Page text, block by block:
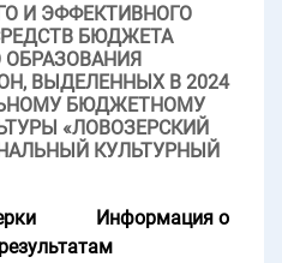
И ЭФФЕКТИВНОГО
БЮДЖЕТА
ВЫДЕЛЕННЫХ В 2024
БЮДЖЕТНОМУ
«ЛОВОЗЕРСКИЙ
КУЛЬТУРНЫЙ
Информация о